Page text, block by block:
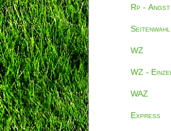
Rp -
Seitenwahl
WZ
WZ -
WAZ
Express